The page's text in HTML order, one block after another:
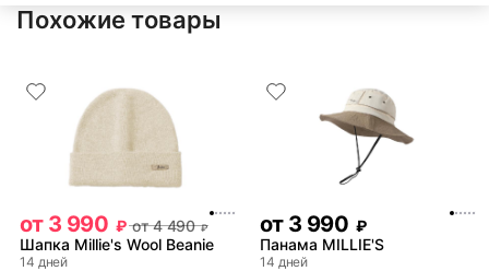
Похожие товары
от 3 990 ₽ от 4 490 ₽
Шапка Millie's Wool Beanie
14 дней
от 3 990 ₽
Панама MILLIE'S
14 дней